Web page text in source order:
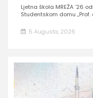
Ljetna škola MREŽA ’26
Studentskom domu „Prof.
5 Augusta, 2026